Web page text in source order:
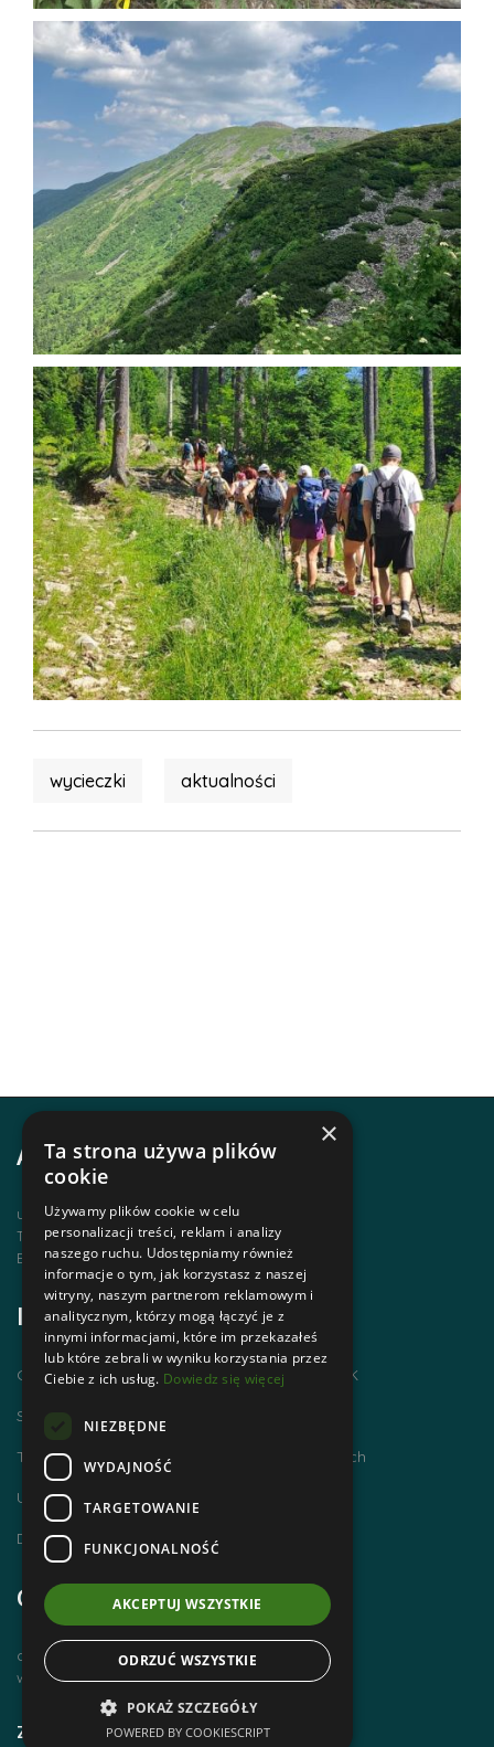
wycieczki aktualności
Adres i kontakt
ul. Krupówki 12, 34-500 Zakopane
Telefon | +48 1820 630 12
Email | biuro@zakopanepttk.pl
Informacje
Chodzimy po górach i zdobywamy GOT PTTK
Szlaki Tatr Polskich
Tatrzańskie Centrum Szlaków Transgranicznych
Ubezpieczenie NNW dla członków PTTK
Dworzec Tatrzański
Godziny otwarcia
czynne od poniedziałku do piątku
w godz. 8 00 – 14 00
Zobacz również
×
Ta strona używa plików
cookie
Używamy plików cookie w celu
personalizacji treści, reklam i analizy
naszego ruchu. Udostępniamy również
informacje o tym, jak korzystasz z naszej
witryny, naszym partnerom reklamowym i
analitycznym, którzy mogą łączyć je z
innymi informacjami, które im przekazałeś
lub które zebrali w wyniku korzystania przez
Ciebie z ich usług. Dowiedz się więcej
NIEZBĘDNE
WYDAJNOŚĆ
TARGETOWANIE
FUNKCJONALNOŚĆ
AKCEPTUJ WSZYSTKIE
ODRZUĆ WSZYSTKIE
POKAŻ SZCZEGÓŁY
POWERED BY COOKIESCRIPT